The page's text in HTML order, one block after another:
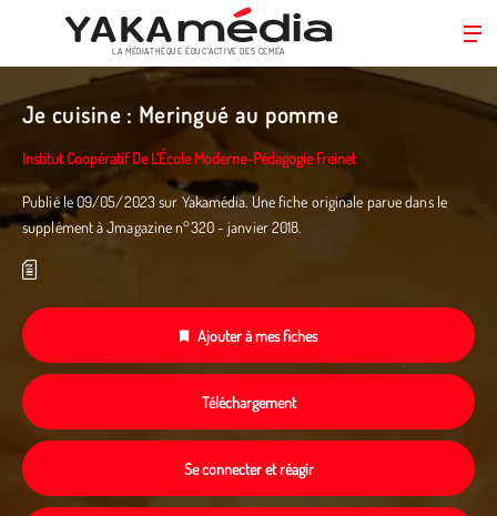
au
principal
LA MÉDIATHÈQUE ÉDUC’ACTIVE DES CEMÉA
Je cuisine : Meringué au pomme
Institut Coopératif De L’École Moderne-Pédagogie Freinet
Publié le 09/05/2023 sur Yakamédia. Une fiche originale parue dans le
supplément à Jmagazine n°320 - janvier 2018.
Ajouter à mes fiches
Téléchargement
Se connecter et réagir